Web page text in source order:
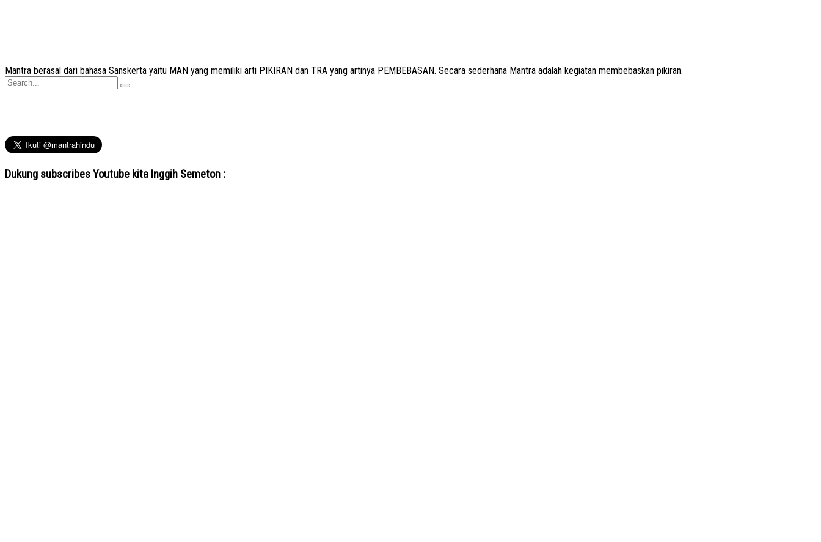
Mantra berasal dari bahasa Sanskerta yaitu MAN yang memiliki arti PIKIRAN dan TRA yang artinya PEMBEBASAN. Secara sederhana Mantra adalah kegiatan membebaskan pikiran.
Search
for:
Dukung subscribes Youtube kita Inggih Semeton :